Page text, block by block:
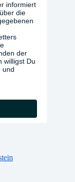
informiert
die
der
willigst Du
und